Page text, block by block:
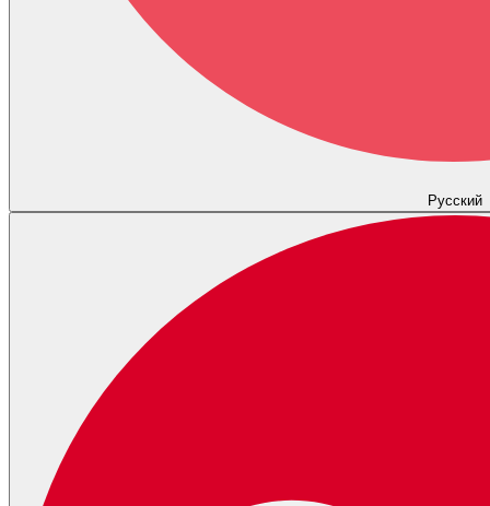
Русский